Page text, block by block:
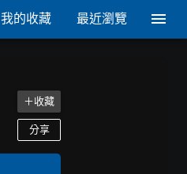
我的收藏 最近瀏覽
＋收藏
分享